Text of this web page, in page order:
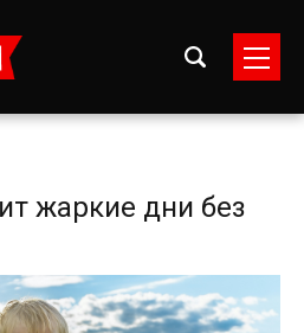
жаркие дни без